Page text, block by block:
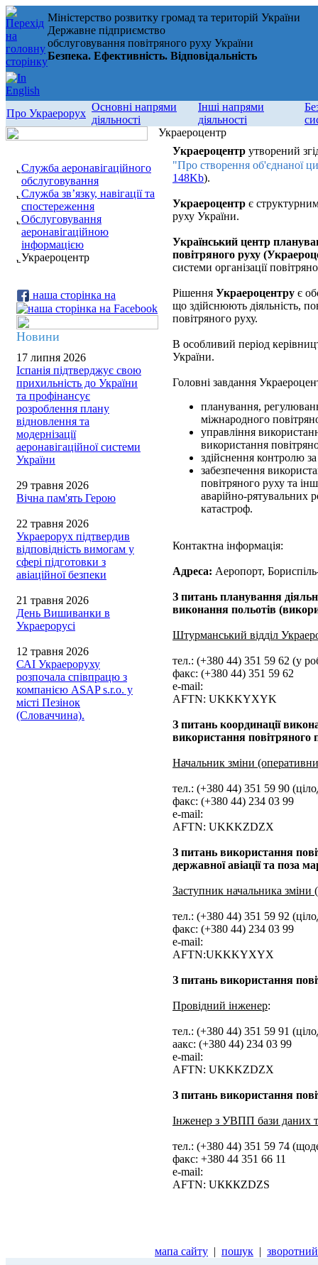
Міністерство розвитку громад та територій України
Державне підприємство
обслуговування повітряного руху України
Безпека. Ефективність. Відповідальність
Про Украерорух
Основні напрями
діяльності
Інші напрями
діяльності
Служба аеронавігаційного
обслуговування
Служба зв’язку, навігації та
спостереження
Обслуговування
аеронавігаційною
інформацією
Украероцентр
наша сторінка на
Новини
17 липня 2026
Іспанія підтверджує свою
прихильність до України
та профінансує
розроблення плану
відновлення та
модернізації
аеронавігаційної системи
України
29 травня 2026
Вічна пам'ять Герою
22 травня 2026
Украерорух підтвердив
відповідність вимогам у
сфері підготовки з
авіаційної безпеки
21 травня 2026
День Вишиванки в
Украерорусі
12 травня 2026
САІ Украероруху
розпочала співпрацю з
компанією ASAP s.r.o. у
місті Пезінок
(Словаччина).
Украероцентр
Украероцентр утворений
"Про створення об'єднаної
148Kb).
Украероцентр є
руху України.
Український центр
повітряного руху
системи організації
Рішення Украероцентру є
що здійснюють діяльність,
повітряного руху.
В особливий період
України.
Головні завдання
планування,
міжнародного
управління
використання
здійснення контролю
забезпечення
повітряного руху та
аварійно-рятувальних
катастроф.
Контактна інформація:
Адреса: Аеропорт,
З питань планування
виконання польотів
Штурманський відділ
тел.: (+380 44) 351 59 62 (у
факс: (+380 44) 351 59 62
e-mail:
AFTN: UKKKYXYK
З питань координації
використання повітряного
Начальник зміни
тел.: (+380 44) 351 59 90
факс: (+380 44) 234 03 99
e-mail:
AFTN: UKKKZDZX
З питань використання
державної авіації та поза
Заступник начальника зміни
тел.: (+380 44) 351 59 92
факс: (+380 44) 234 03 99
e-mail:
AFTN:UKKKYXYX
З питань використання
Провідний інженер:
тел.: (+380 44) 351 59 91
aакс: (+380 44) 234 03 99
e-mail:
AFTN: UKKKZDZX
З питань використання
Інженер з УВПП бази даних
тел.: (+380 44) 351 59 74
факс: +380 44 351 66 11
е-mail:
AFTN: UКККZDZS
мапа сайту | пошук |